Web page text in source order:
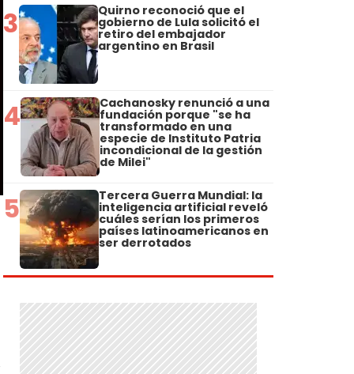
3 Quirno reconoció que el
gobierno de Lula solicitó el
retiro del embajador
argentino en Brasil
4 Cachanosky renunció a una
fundación porque "se ha
transformado en una
especie de Instituto Patria
incondicional de la gestión
de Milei"
5 Tercera Guerra Mundial: la
inteligencia artificial reveló
cuáles serían los primeros
países latinoamericanos en
ser derrotados